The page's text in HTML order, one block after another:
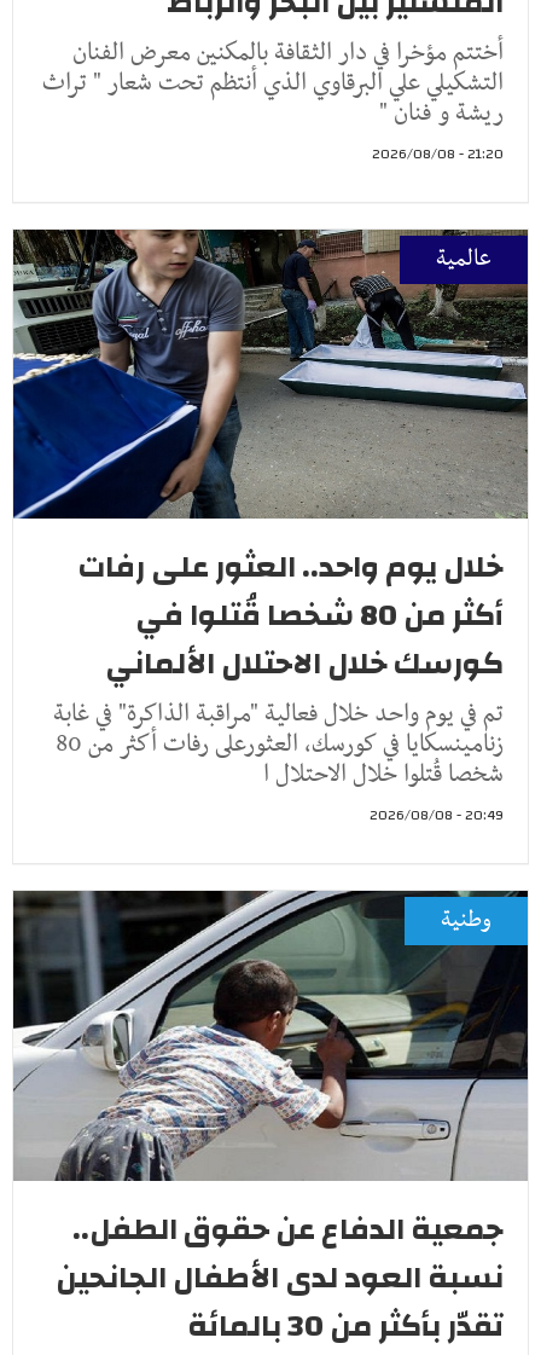
أختتم مؤخرا في دار الثقافة بالمكنين معرض الفنان
التشكيلي علي البرقاوي الذي أنتظم تحت شعار " تراث
ريشة و فنان "
21:20 - 2026/08/08
عالمية
خلال يوم واحد.. العثور على رفات
أكثر من 80 شخصا قُتلوا في
كورسك خلال الاحتلال الألماني
تم في يوم واحد خلال فعالية "مراقبة الذاكرة" في غابة
زنامينسكايا في كورسك، العثورعلى رفات أكثر من 80
شخصا قُتلوا خلال الاحتلال ا
20:49 - 2026/08/08
وطنية
جمعية الدفاع عن حقوق الطفل..
نسبة العود لدى الأطفال الجانحين
تقدّر بأكثر من 30 بالمائة